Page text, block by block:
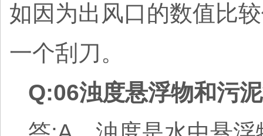
如因为出风口的数值比
一个刮刀。
Q:06浊度悬浮物和污